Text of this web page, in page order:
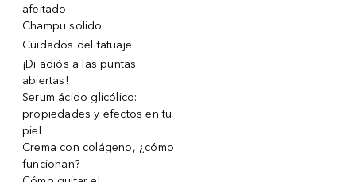
afeitado
Champu solido
Cuidados del tatuaje
¡Di adiós a las puntas
abiertas!
Serum ácido glicólico:
propiedades y efectos en tu
piel
Crema con colágeno, ¿cómo
funcionan?